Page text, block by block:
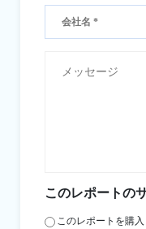
このレポートの
このレポートを購